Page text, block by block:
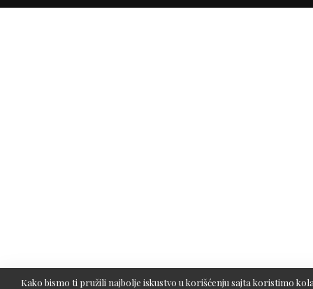
Kako bismo ti pružili najbolje iskustvo u korišćenju sajta koristimo